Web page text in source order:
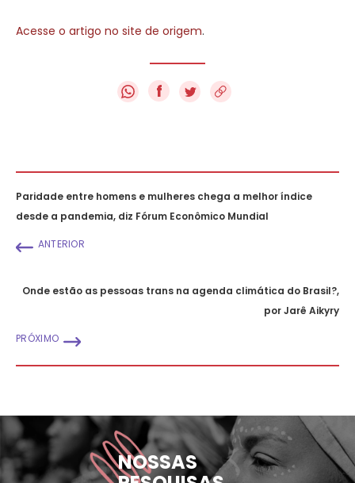
Acesse o artigo no site de origem.
f
Paridade entre homens e mulheres chega a melhor índice
desde a pandemia, diz Fórum Econômico Mundial
ANTERIOR
Onde estão as pessoas trans na agenda climática do Brasil?,
por Jarê Aikyry
PRÓXIMO
NOSSAS